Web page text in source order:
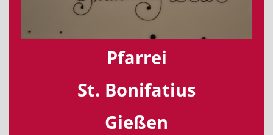
Pfarrei
St. Bonifatius
Gießen